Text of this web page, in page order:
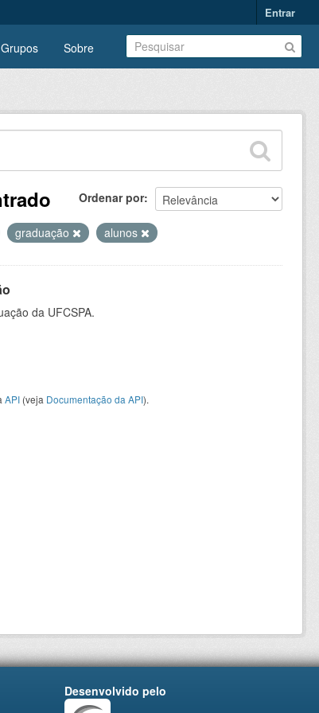
Entrar
Grupos Sobre
Ordenar por
graduação alunos
da UFCSPA.
API (veja Documentação da API).
Desenvolvido pelo